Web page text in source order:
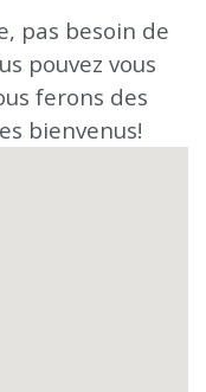
pas besoin de
pouvez vous
ferons des
bienvenus!